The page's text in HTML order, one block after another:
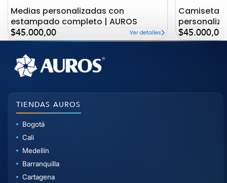
Medias personalizadas con
estampado completo | AUROS
Precio
de
$45.000,00 Ver detalles
Camiseta
AUROS
Precio
de
$45.000,00
TIENDAS AUROS
Bogotá
Cali
Medellín
Barranquilla
Cartagena